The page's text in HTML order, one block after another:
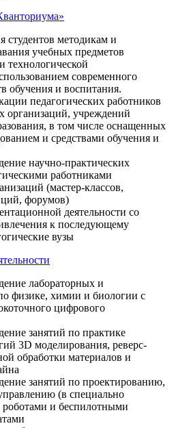
студентов методикам и
учебных предметов
технологической
современного
обучения и воспитания.
педагогических работников
организаций, учреждений
в том числе оснащенных
и средствами обучения и
научно-практических
работниками
(мастер-классов,
форумов)
деятельности со
к последующему
вузы
лабораторных и
физике, химии и биологии с
цифрового
занятий по практике
3D моделирования, реверс-
обработки материалов и
занятий по проектированию,
(в специально
роботами и беспилотными